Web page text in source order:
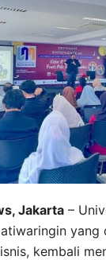
Jakarta –
yang
kembali